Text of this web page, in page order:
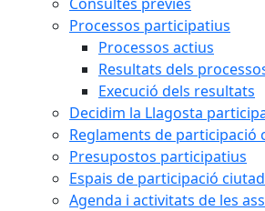
Processos participatius
Processos actius
Resultats dels
Execució dels resultats
Decidim la Llagosta
Reglaments de participació
Presupostos participatius
Espais de participació
Agenda i activitats de les